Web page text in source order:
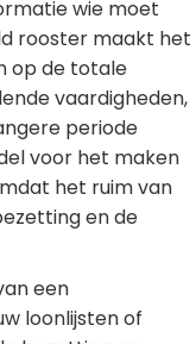
wie moet
rooster maakt het
op de totale
vaardigheden,
periode
voor het maken
het ruim van
en de
een
loonlijsten of